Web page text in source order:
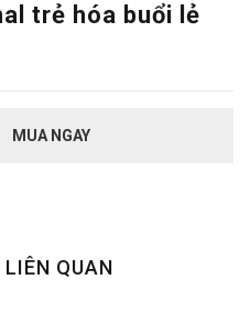
trẻ hóa buổi lẻ
MUA NGAY
QUAN